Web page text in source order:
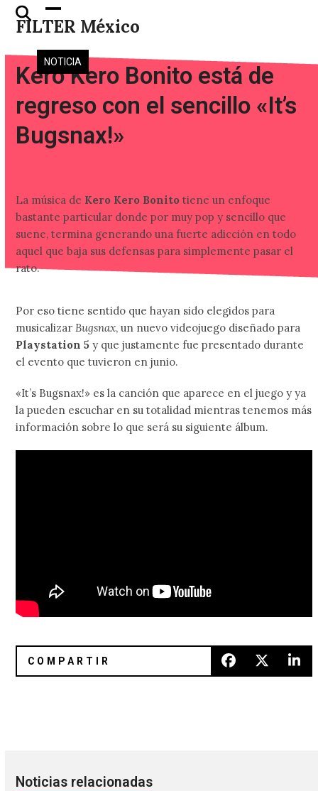
Skip
FILTER México
Open
mobile
menu
Close
mobile
menu
NOTICIA
Kero Kero Bonito está de
regreso con el sencillo «It’s
Bugsnax!»
La música de Kero Kero Bonito tiene un enfoque
bastante particular donde por muy pop y sencillo que
suene, termina generando una fuerte adicción en todo
aquel que baja sus defensas para simplemente pasar el
rato.
Por eso tiene sentido que hayan sido elegidos para
musicalizarBugsnax, un nuevo videojuego diseñado para
Playstation 5y que justamente fue presentado durante
el evento que tuvieron en junio.
«It’s Bugsnax!» es la canción que aparece en el juego y ya
la pueden escuchar en su totalidad mientras tenemos más
información sobre lo que será su siguiente álbum.
Noticias relacionadas